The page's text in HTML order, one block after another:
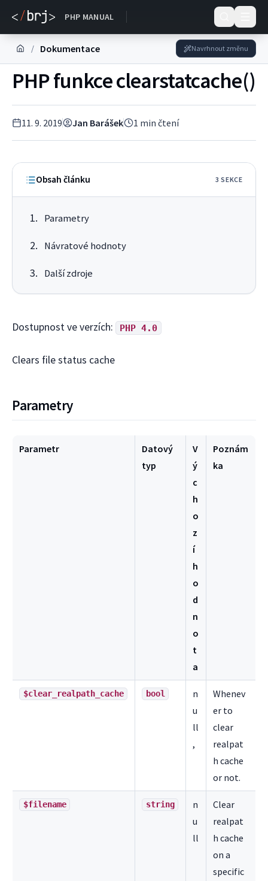
PHP MANUAL
Dokumentace
/ Dokumentace Navrhnout změnu
PHP funkce clearstatcache()
11. 9. 2019 Jan Barášek 1 min čtení
Obsah článku 3 SEKCE
Parametry
Návratové hodnoty
Další zdroje
Dostupnost ve verzích: PHP 4.0
Clears file status cache
Parametry
Parametr
Datový
typ
V
ý
c
h
o
z
í
h
o
d
n
o
t
a
Poznám
ka
$clear_realpath_cache bool
n
u
ll
,
Whenev
er to
clear
realpat
h cache
or not.
$filename string
n
u
ll
Clear
realpat
h cache
on a
specific